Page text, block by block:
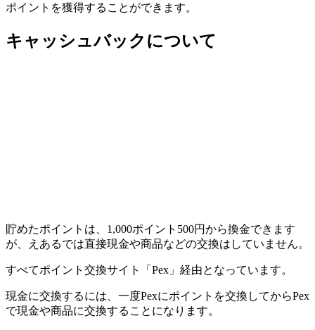
ポイントを獲得することができます。
キャッシュバックについて
貯めたポイントは、1,000ポイント500円から換金できます
が、えあるでは直接現金や商品などの交換はしていません。
すべてポイント交換サイト「Pex」経由となっています。
現金に交換するには、一度Pexにポイントを交換してからPex
で現金や商品に交換することになります。